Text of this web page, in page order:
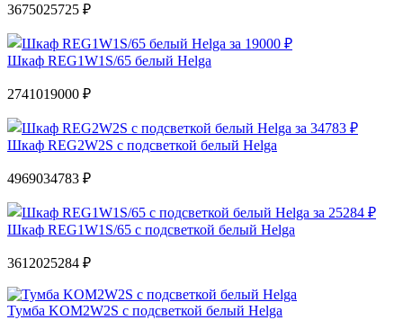
3675025725 ₽
Шкаф REG1W1S/65 белый Helga
2741019000 ₽
Шкаф REG2W2S с подсветкой белый Helga
4969034783 ₽
Шкаф REG1W1S/65 с подсветкой белый Helga
3612025284 ₽
Тумба KOM2W2S с подсветкой белый Helga